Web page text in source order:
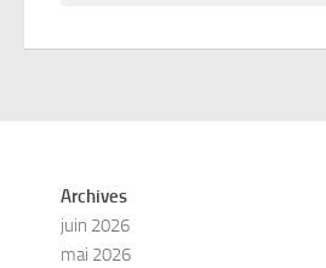
Archives
juin 2026
mai 2026